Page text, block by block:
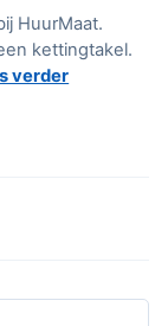
HuurMaat.
kettingtakel.
verder